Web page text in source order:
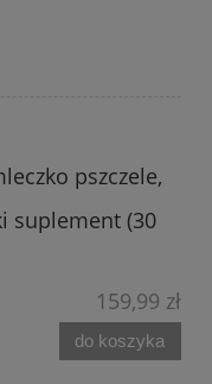
pszczele,
suplement (30
159,99 zł
do koszyka